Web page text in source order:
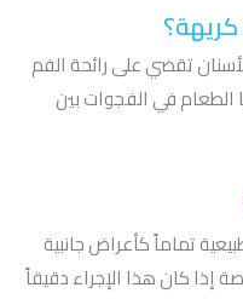
تقضي على رائحة الفم
الطعام في الفجوات بين
تماماً كأعراض جانبية
إذا كان هذا الإجراء دقيقاً